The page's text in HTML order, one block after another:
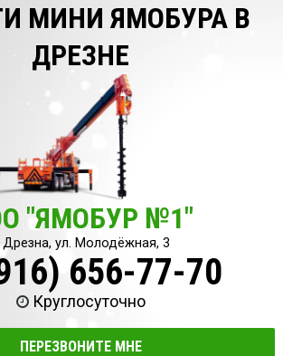
МИНИ ЯМОБУРА В
ДРЕЗНЕ
"ЯМОБУР №1"
ул. Молодёжная, 3
656-77-70
Круглосуточно
ПЕРЕЗВОНИТЕ МНЕ